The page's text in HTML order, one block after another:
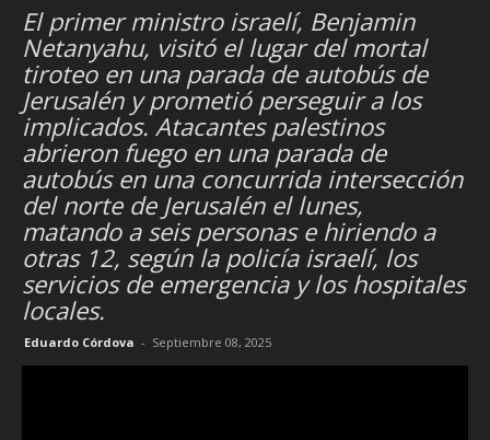
El primer ministro israelí, Benjamin
Netanyahu, visitó el lugar del mortal
tiroteo en una parada de autobús de
Jerusalén y prometió perseguir a los
implicados. Atacantes palestinos
abrieron fuego en una parada de
autobús en una concurrida intersección
del norte de Jerusalén el lunes,
matando a seis personas e hiriendo a
otras 12, según la policía israelí, los
servicios de emergencia y los hospitales
locales.
Eduardo Córdova - Septiembre 08, 2025